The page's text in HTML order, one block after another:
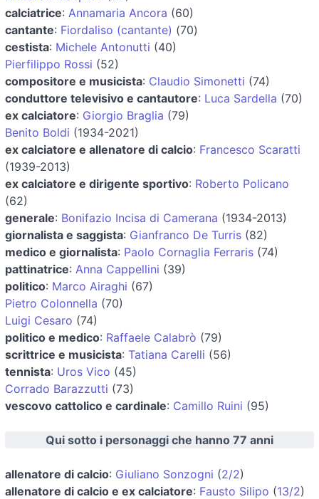
calciatrice: Annamaria Ancora (60)
cantante: Fiordaliso (cantante) (70)
cestista: Michele Antonutti (40)
Pierfilippo Rossi (52)
compositore e musicista: Claudio Simonetti (74)
conduttore televisivo e cantautore: Luca Sardella (70)
ex calciatore: Giorgio Braglia (79)
Benito Boldi (1934-2021)
ex calciatore e allenatore di calcio: Francesco Scaratti
(1939-2013)
ex calciatore e dirigente sportivo: Roberto Policano
(62)
generale: Bonifazio Incisa di Camerana (1934-2013)
giornalista e saggista: Gianfranco De Turris (82)
medico e giornalista: Paolo Cornaglia Ferraris (74)
pattinatrice: Anna Cappellini (39)
politico: Marco Airaghi (67)
Pietro Colonnella (70)
Luigi Cesaro (74)
politico e medico: Raffaele Calabrò (79)
scrittrice e musicista: Tatiana Carelli (56)
tennista: Uros Vico (45)
Corrado Barazzutti (73)
vescovo cattolico e cardinale: Camillo Ruini (95)
Qui sotto i personaggi che hanno 77 anni
allenatore di calcio: Giuliano Sonzogni (2/2)
allenatore di calcio e ex calciatore: Fausto Silipo (13/2)